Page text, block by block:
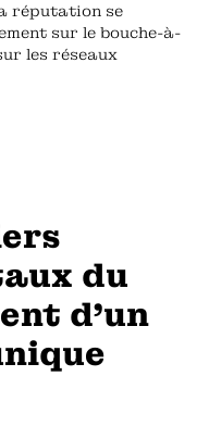
réputation se
sur le bouche-à-
les réseaux
du
d'un